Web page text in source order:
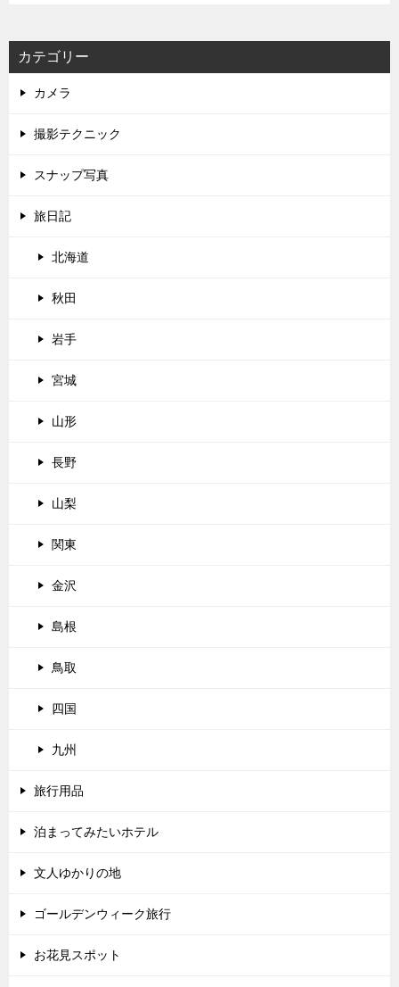
カテゴリー
カメラ
撮影テクニック
スナップ写真
旅日記
北海道
秋田
岩手
宮城
山形
長野
山梨
関東
金沢
島根
鳥取
四国
九州
旅行用品
泊まってみたいホテル
文人ゆかりの地
ゴールデンウィーク旅行
お花見スポット